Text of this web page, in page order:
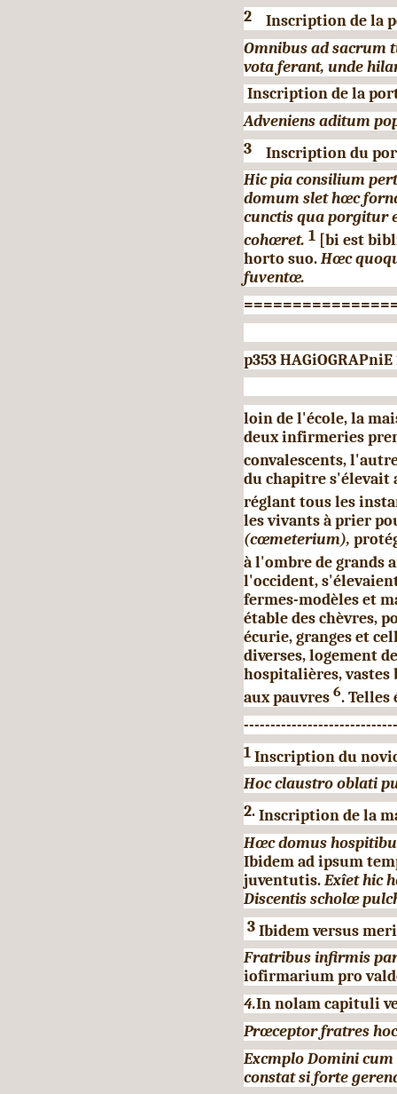
2 Inscription de la
Omnibus ad sacrum
vota ferant, unde
Inscription de la
Adveniens aditum
3 Inscription du
Hic pia consilium
domum slet hœc
cunctis qua porgitur
cohœret. 1 [bi est
horto suo.Hœc
fuventœ.
p353 HAGiOGRAPniE
loin de l'école, la
deux infirmeries
convalescents,
du chapitre s'élevait
réglant tous les
les vivants à prier
(cœmeterium),
à l'ombre de grands
l'occident,
fermes-modèles et
étable des chèvres,
écurie, granges et
diverses, logement
hospitalières,
aux pauvres 6. Telles
1Inscription du
Hoc claustro oblati
2.Inscription de la
Hœc domus
Ibidem ad ipsum
juventutis.Exîet hic
Discentis scholœ
3Ibidem versus
Fratribus infirmis
iofirmarium pro
4.In nolam capituli
Prœceptor fratres
Excmplo Domini
constat si forte